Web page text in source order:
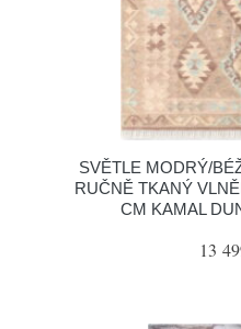
SVĚTLE MODRÝ/
RUČNĚ TKANÝ
CM KAMAL
13